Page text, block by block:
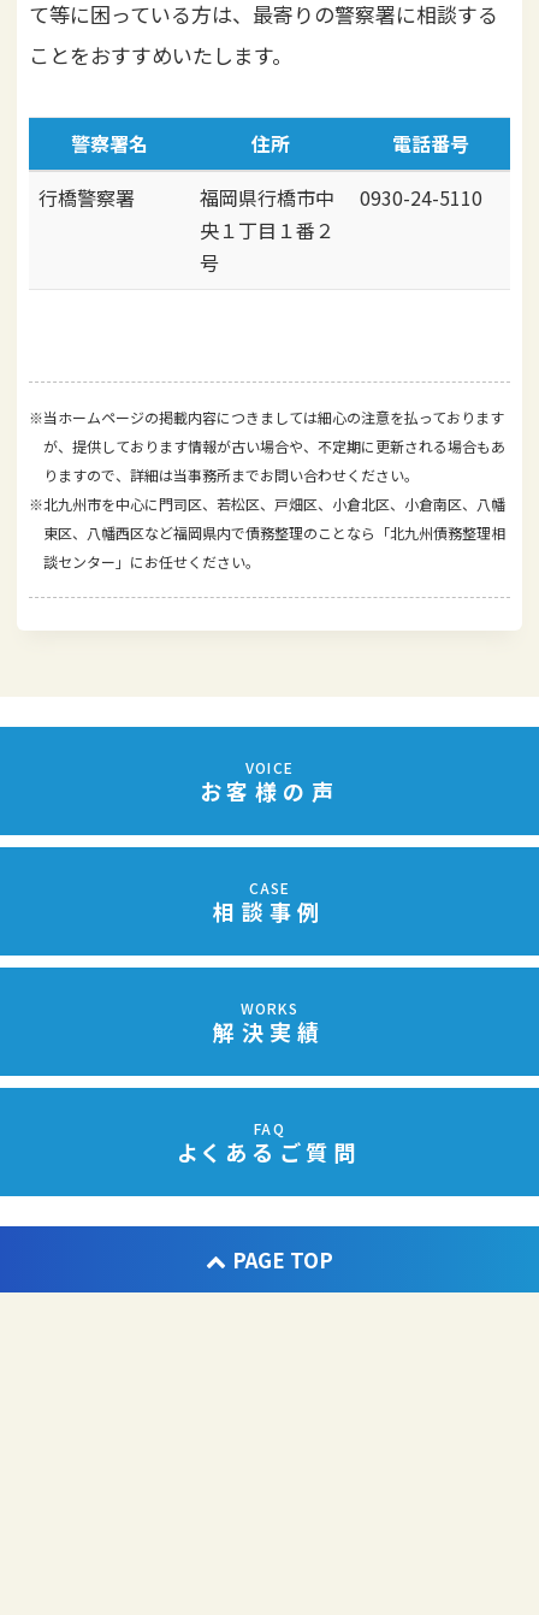
て等に困っている方は、最寄りの警察署に相談する
ことをおすすめいたします。
警察署名 住所
電話番号
行橋警察署
福岡県行橋市中
央１丁目１番２
号
0930-24-5110
※当ホームページの掲載内容につきましては細心の注意を払っております
が、提供しております情報が古い場合や、不定期に更新される場合もあ
りますので、詳細は当事務所までお問い合わせください。
※北九州市を中心に門司区、若松区、戸畑区、小倉北区、小倉南区、八幡
東区、八幡西区など福岡県内で債務整理のことなら「北九州債務整理相
談センター」にお任せください。
VOICE
お客様の声
CASE
相談事例
WORKS
解決実績
FAQ
よくあるご質問
PAGE TOP